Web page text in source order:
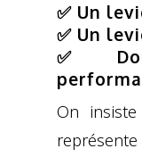
✅ Un
✅ Un
✅
On